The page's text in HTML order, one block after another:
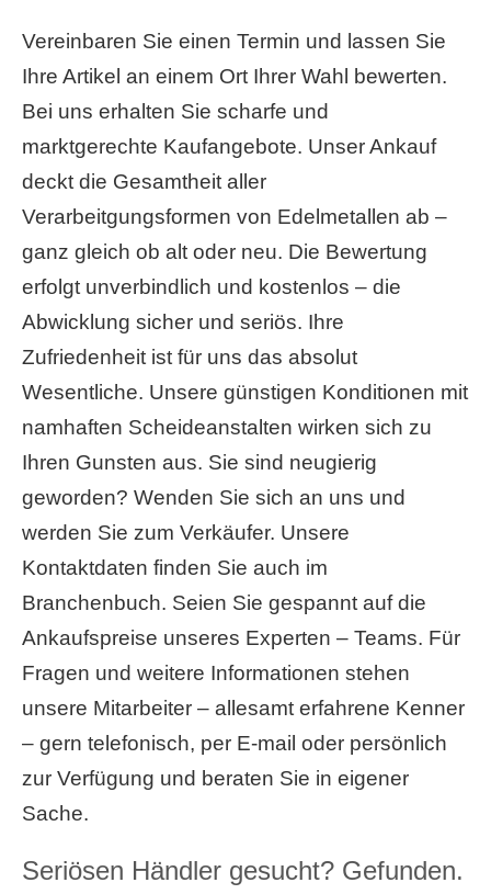
Vereinbaren Sie einen Termin und lassen Sie
Ihre Artikel an einem Ort Ihrer Wahl bewerten.
Bei uns erhalten Sie scharfe und
marktgerechte Kaufangebote. Unser Ankauf
deckt die Gesamtheit aller
Verarbeitgungsformen von Edelmetallen ab –
ganz gleich ob alt oder neu. Die Bewertung
erfolgt unverbindlich und kostenlos – die
Abwicklung sicher und seriös. Ihre
Zufriedenheit ist für uns das absolut
Wesentliche. Unsere günstigen Konditionen mit
namhaften Scheideanstalten wirken sich zu
Ihren Gunsten aus. Sie sind neugierig
geworden? Wenden Sie sich an uns und
werden Sie zum Verkäufer. Unsere
Kontaktdaten finden Sie auch im
Branchenbuch. Seien Sie gespannt auf die
Ankaufspreise unseres Experten – Teams. Für
Fragen und weitere Informationen stehen
unsere Mitarbeiter – allesamt erfahrene Kenner
– gern telefonisch, per E-mail oder persönlich
zur Verfügung und beraten Sie in eigener
Sache.
Seriösen Händler gesucht? Gefunden.